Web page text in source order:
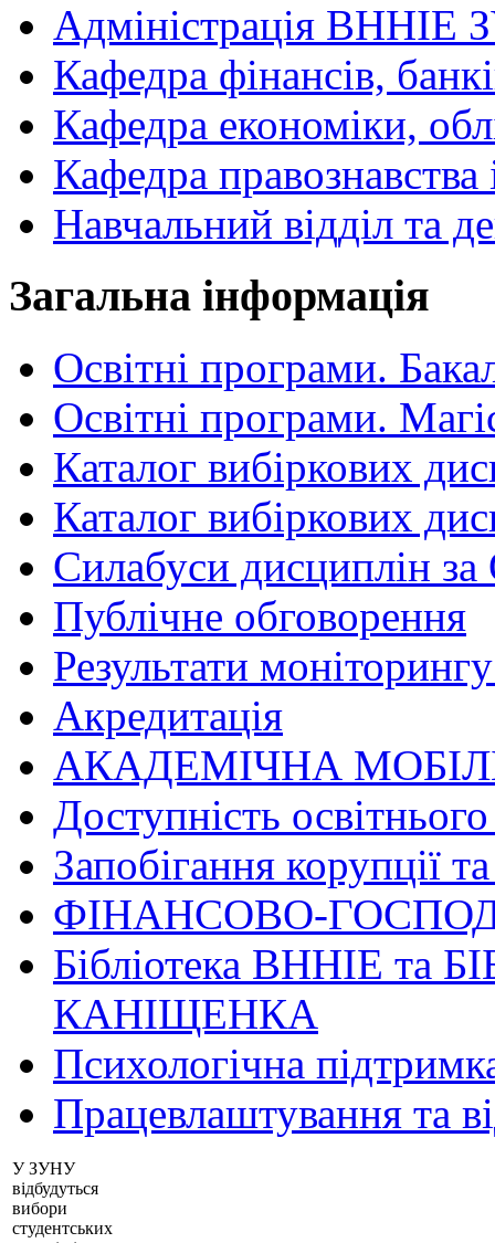
Адміністрація ВННІЕ
Кафедра фінансів,
Кафедра економіки,
Кафедра
Навчальний відділ та
Загальна інформація
Освітні програми.
Освітні програми.
Каталог вибіркових
Каталог вибіркових
Силабуси дисциплін
Публічне обговорення
Результати
Акредитація
АКАДЕМІЧНА
Доступність
Запобігання корупції
ФІНАНСОВО-
Бібліотека ВННІЕ та
КАНІЩЕНКА
Психологічна
Працевлаштування та
У ЗУНУ
відбудуться
вибори
студентських